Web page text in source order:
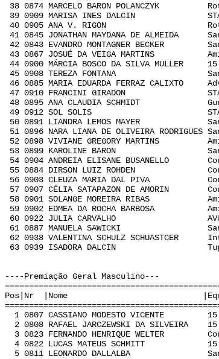
38 0874 MARCELO BARON POLANCZYK
39 0909 MARISA INES DALCIN
40 0905 ANA V. RIGON
41 0845 JONATHAN MAYDANA DE
42 0843 EVANDRO MONTAGNER
43 0867 JOSUÉ DA VEIGA MARTINS
44 0900 MÁRCIA BOSCO DA SILVA
45 0908 TEREZA FONTANA
46 0885 MARIA EDUARDA FERRAZ
47 0910 FRANCINI GIRADON
48 0895 ANA CLAUDIA SCHMIDT
49 0912 SOL SOLIS STA
50 0891 LIANDRA LEMOS MAYER
51 0896 NARA LIANA DE OLIVEIRA
52 0898 VIVIANE GREGORY MARTINS
53 0899 KAROLINE BARON
54 0904 ANDREIA ELISANE BUSANELLO
55 0884 DIRSON LUIZ ROHDEN
56 0903 CLEUZA MARIA DAL PIVA
57 0907 CÉLIA SATAPAZON DE AMORIN
58 0901 SOLANGE MOREIRA RIBAS
59 0902 EDMEA DA ROCHA BARBOSA
60 0922 JULIA CARVALHO
61 0887 MANUELA SAWICKI
62 0938 VALENTINA SCHULZ
63 0939 ISADORA DALCIN
----Premiação Geral Masculino---
Pos|Nr |Nome |Equipe
1 0807 CASSIANO MODESTO
2 0808 RAFAEL JARCZEWSKI DA
3 0823 FERNANDO HENRIQUE
4 0822 LUCAS MATEUS SCHMITT
5 0811 LEONARDO DALLALBA